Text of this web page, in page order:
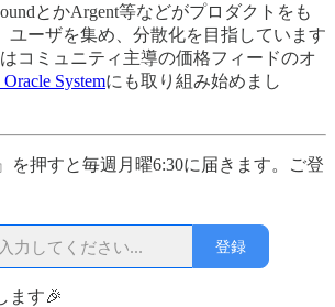
とかArgent等などがプロダクトをも
ユーザを集め、分散化を目指しています
はコミュニティ主導の価格フィードのオ
Oracle Systemにも取り組み始めまし
を押すと毎週月曜6:30に届きます。ご登
登録
ます🎉